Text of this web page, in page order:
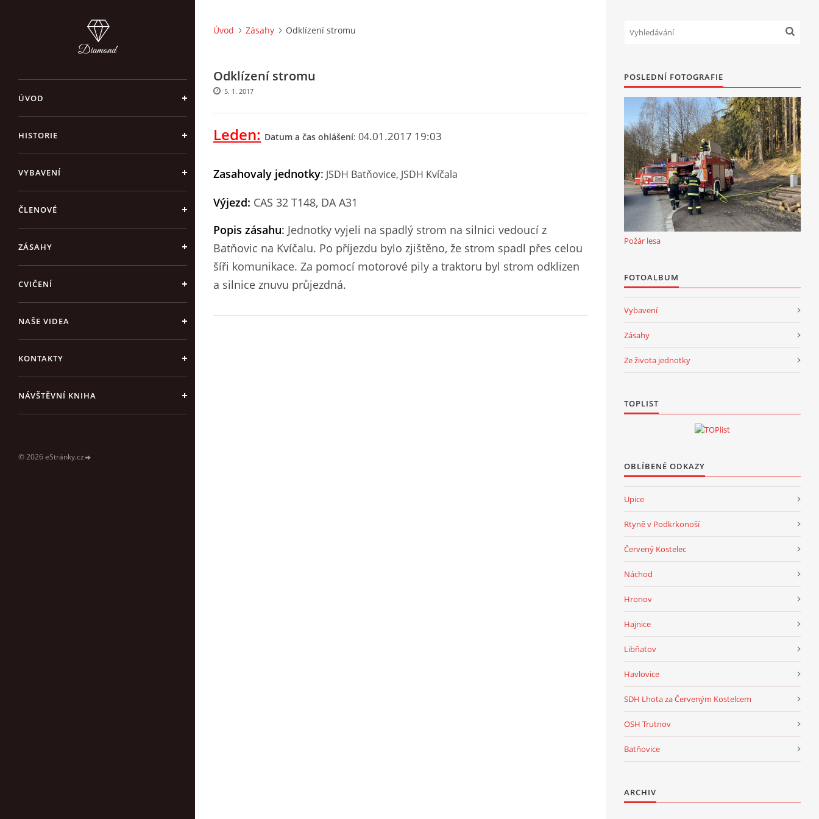
ÚVOD
HISTORIE
VYBAVENÍ
ČLENOVÉ
ZÁSAHY
CVIČENÍ
NAŠE VIDEA
KONTAKTY
NÁVŠTĚVNÍ KNIHA
© 2026 eStránky.cz
Úvod Zásahy Odklízení stromu
Odklízení stromu
5. 1. 2017
Leden: Datum a čas ohlášení: 04.01.2017 19:03
Zasahovaly jednotky: JSDH Batňovice, JSDH Kvíčala
Výjezd: CAS 32 T148, DA A31
Popis zásahu: Jednotky vyjeli na spadlý strom na silnici vedoucí z
Batňovic na Kvíčalu. Po příjezdu bylo zjištěno, že strom spadl přes celou
šíři komunikace. Za pomocí motorové pily a traktoru byl strom odklizen
a silnice znuvu průjezdná.
POSLEDNÍ FOTOGRAFIE
Požár lesa
FOTOALBUM
Vybavení
Zásahy
Ze života jednotky
TOPLIST
OBLÍBENÉ ODKAZY
Upice
Rtyně v Podkrkonoší
Červený Kostelec
Náchod
Hronov
Hajnice
Libňatov
Havlovice
SDH Lhota za Červeným Kostelcem
OSH Trutnov
Batňovice
ARCHIV